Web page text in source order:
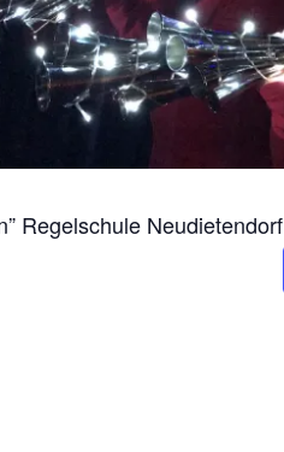
Regelschule Neudietendorf